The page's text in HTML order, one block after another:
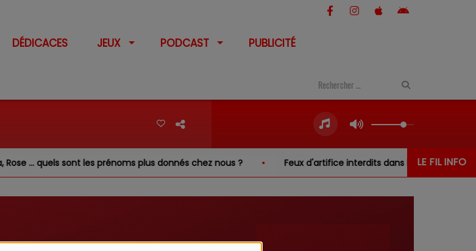
DÉDICACES JEUX PODCAST PUBLICITÉ
LE FIL INFO
… quels sont les prénoms plus donnés chez nous ? Feux d'artifice interdits dans le Cher… sauf au-